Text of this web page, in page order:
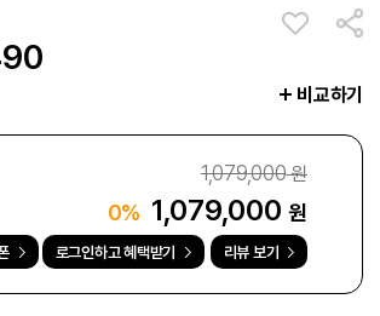
비교하기
1,079,000원
0% 1,079,000원
로그인하고 혜택받기 리뷰 보기